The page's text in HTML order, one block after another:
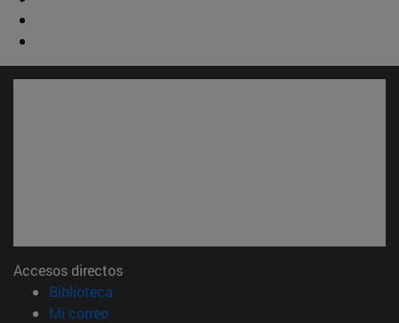
Accesos directos
Biblioteca
Mi correo(abre en nueva ventana)